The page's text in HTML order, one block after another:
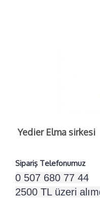
Yedier Elma sirkesi
Sipariş Telefonumuz
0 507 680 77 44
2500 TL üzeri